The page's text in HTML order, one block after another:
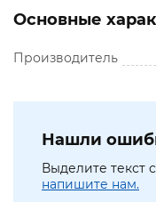
Основные
Производитель
Нашли
Выделите текст
напишите нам.